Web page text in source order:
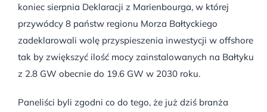
koniec sierpnia Deklaracji z Marienbourga, w której
przywódcy 8 państw regionu Morza Bałtyckiego
zadeklarowali wolę przyspieszenia inwestycji w offshore
tak by zwiększyć ilość mocy zainstalowanych na Bałtyku
z 2.8 GW obecnie do 19.6 GW w 2030 roku.
Paneliści byli zgodni co do tego, że już dziś branża